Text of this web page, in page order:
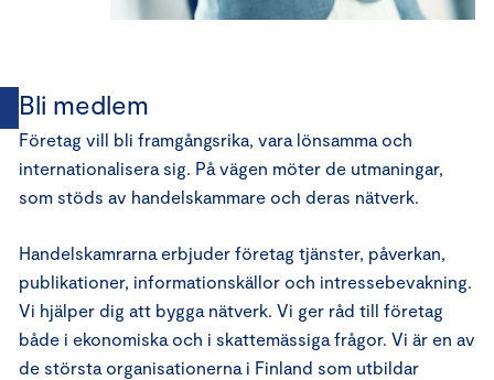
Bli medlem
Företag vill bli framgångsrika, vara lönsamma och
internationalisera sig. På vägen möter de utmaningar,
som stöds av handelskammare och deras nätverk.
Handelskamrarna erbjuder företag tjänster, påverkan,
publikationer, informationskällor och intressebevakning.
Vi hjälper dig att bygga nätverk. Vi ger råd till företag
både i ekonomiska och i skattemässiga frågor. Vi är en av
de största organisationerna i Finland som utbildar